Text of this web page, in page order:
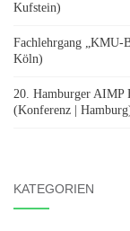
Kufstein)
Fachlehrgang „KMU-
Köln)
20. Hamburger AIMP
(Konferenz |
KATEGORIEN